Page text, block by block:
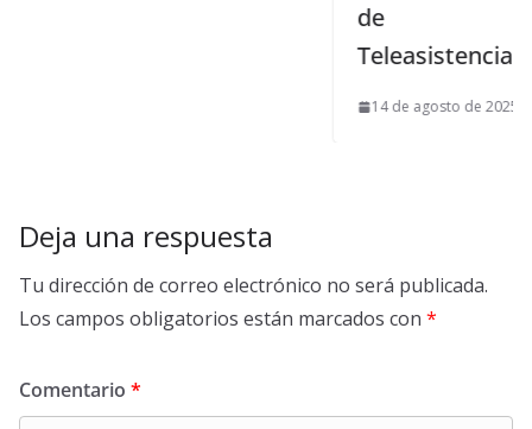
Teleasistencia
14 de agosto de 2025
Deja una respuesta
Tu dirección de correo electrónico no será publicada.
Los campos obligatorios están marcados con *
Comentario *